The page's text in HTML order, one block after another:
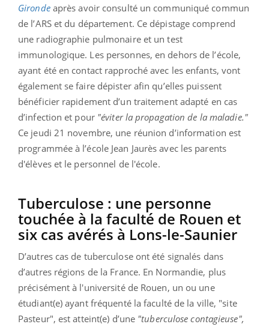
Girondeaprès avoir consulté un communiqué commun
de l’ARS et du département. Ce dépistage comprend
une radiographie pulmonaire et un test
immunologique. Les personnes, en dehors de l’école,
ayant été en contact rapproché avec les enfants, vont
également se faire dépister afin qu’elles puissent
bénéficier rapidement d’un traitement adapté en cas
d’infection et pour "éviter la propagation de la maladie."
Ce jeudi 21 novembre, une réunion d’information est
programmée à l’école Jean Jaurès avec les parents
d'élèves et le personnel de l'école.
Tuberculose : une personne
touchée à la faculté de Rouen et
six cas avérés à Lons-le-Saunier
D’autres cas de tuberculose ont été signalés dans
d’autres régions de la France. En Normandie, plus
précisément à l'université de Rouen, un ou une
étudiant(e) ayant fréquenté la faculté de la ville, "site
Pasteur", est atteint(e) d’une "tuberculose contagieuse",